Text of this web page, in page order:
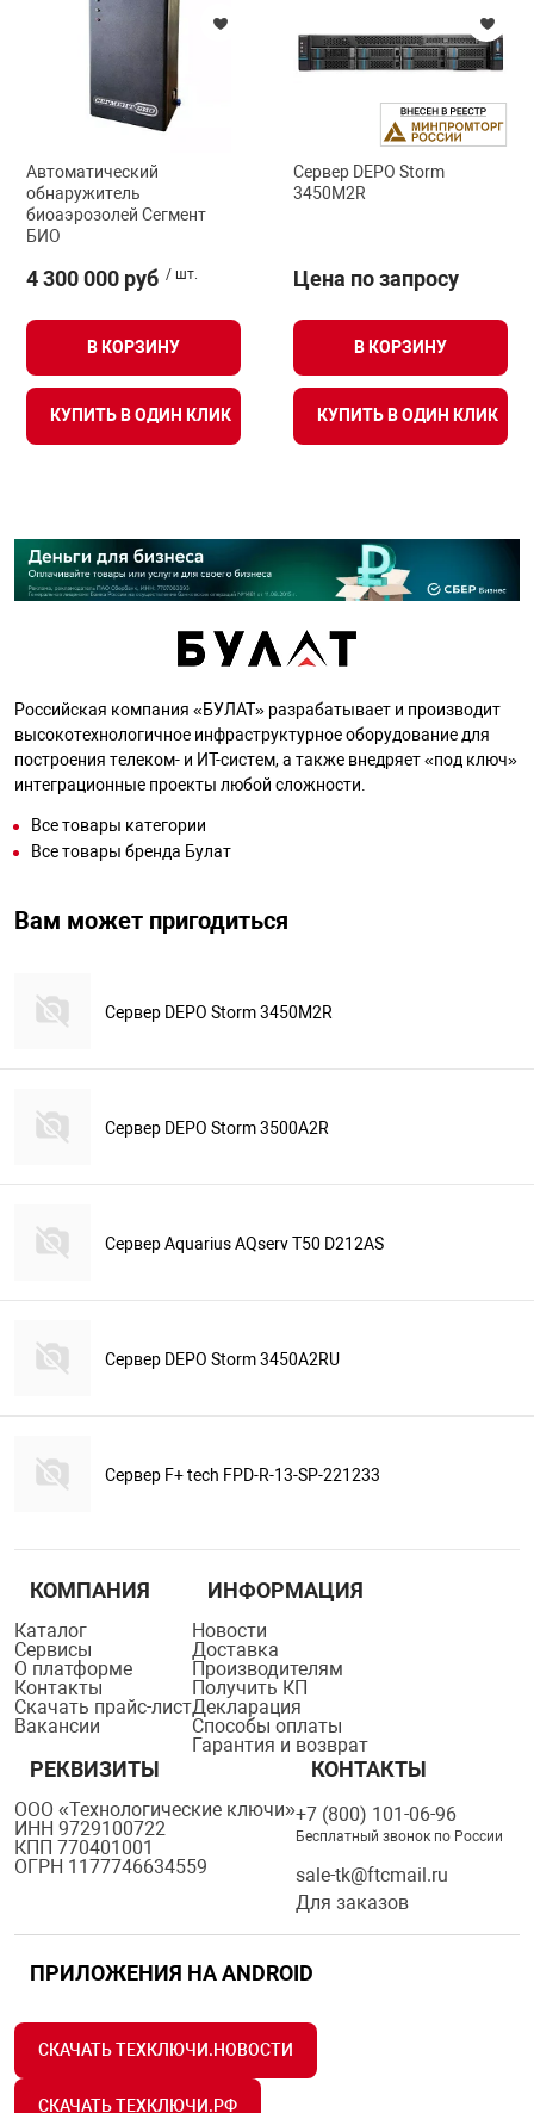
Автоматический
обнаружитель
биоаэрозолей Сегмент
БИО
4 300 000 руб / шт.
В КОРЗИНУ
КУПИТЬ В ОДИН КЛИК
Сервер DEPO Storm
3450M2R
Цена по запросу
В КОРЗИНУ
КУПИТЬ В ОДИН КЛИК
Российская компания «БУЛАТ» разрабатывает и производит
высокотехнологичное инфраструктурное оборудование для
построения телеком- и ИТ-систем, а также внедряет «под ключ»
интеграционные проекты любой сложности.
Все товары категории
Все товары бренда Булат
Вам может пригодиться
Сервер DEPO Storm 3450M2R
Сервер DEPO Storm 3500A2R
Сервер Aquarius AQserv T50 D212AS
Сервер DEPO Storm 3450A2RU
Сервер F+ tech FPD-R-13-SP-221233
КОМПАНИЯ
Каталог
Сервисы
О платформе
Контакты
Скачать прайс-лист
Вакансии
ИНФОРМАЦИЯ
Новости
Доставка
Производителям
Получить КП
Декларация
Способы оплаты
Гарантия и возврат
РЕКВИЗИТЫ
ООО «Технологические ключи»
ИНН 9729100722
КПП 770401001
ОГРН 1177746634559
КОНТАКТЫ
+7 (800) 101-06-96
Бесплатный звонок по России
sale-tk@ftcmail.ru
Для заказов
ПРИЛОЖЕНИЯ НА ANDROID
СКАЧАТЬ ТЕХКЛЮЧИ.НОВОСТИ
СКАЧАТЬ ТЕХКЛЮЧИ.РФ